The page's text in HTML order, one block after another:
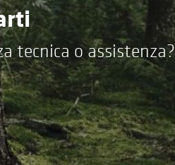
tecnica o assistenza?